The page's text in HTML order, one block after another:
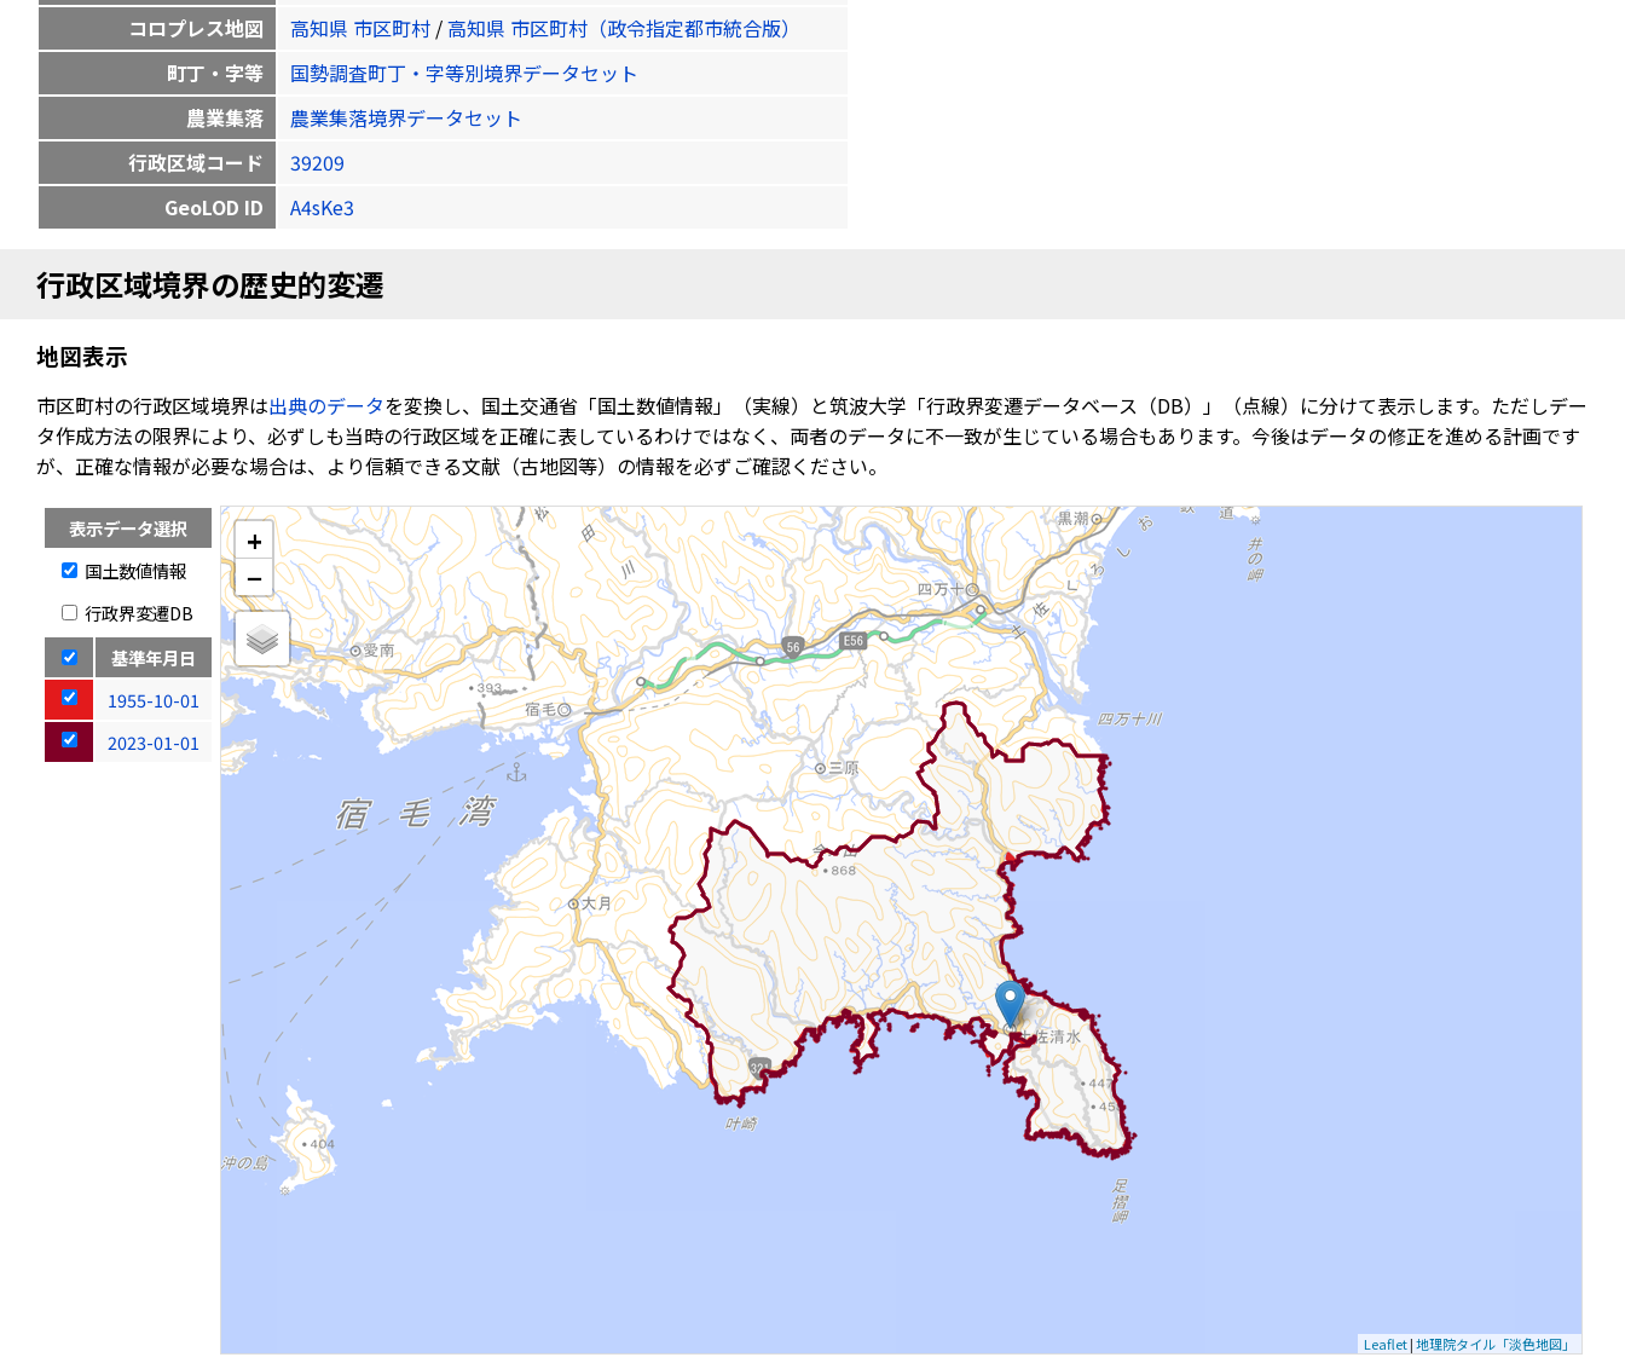
コロプレス地図
高知県 市区町村 /高知県 市区町村（政令指定都市統合版）
町丁・字等
国勢調査町丁・字等別境界データセット
農業集落
農業集落境界データセット
行政区域コード
39209
GeoLOD ID
A4sKe3
行政区域境界の歴史的変遷
地図表示
市区町村の行政区域境界は出典のデータを変換し、国土交通省「国土数値情報」（実線）と筑波大学「行政界変遷データベース（DB）」（点線）に分けて表示します。ただしデー
タ作成方法の限界により、必ずしも当時の行政区域を正確に表しているわけではなく、両者のデータに不一致が生じている場合もあります。今後はデータの修正を進める計画です
が、正確な情報が必要な場合は、より信頼できる文献（古地図等）の情報を必ずご確認ください。
表示データ選択
国土数値情報
行政界変遷DB
基準年月日
1955-10-01
2023-01-01
+
−
Leaflet|地理院タイル「淡色地図」